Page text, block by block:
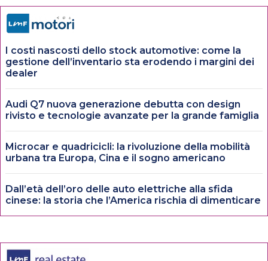
I costi nascosti dello stock automotive: come la
gestione dell’inventario sta erodendo i margini dei
dealer
Audi Q7 nuova generazione debutta con design
rivisto e tecnologie avanzate per la grande famiglia
Microcar e quadricicli: la rivoluzione della mobilità
urbana tra Europa, Cina e il sogno americano
Dall’età dell’oro delle auto elettriche alla sfida
cinese: la storia che l’America rischia di dimenticare